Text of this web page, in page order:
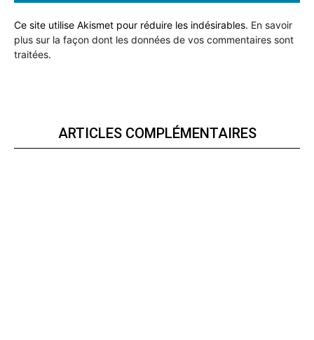
Ce site utilise Akismet pour réduire les indésirables. En savoir
plus sur la façon dont les données de vos commentaires sont
traitées.
ARTICLES COMPLÉMENTAIRES